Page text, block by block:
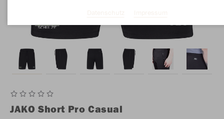
JAKO Short Pro Casual